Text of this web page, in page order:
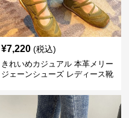
¥7,220 (税込)
きれいめカジュアル 本革メリー
ジェーンシューズ レディース靴
レトロデザイン 柔らかソール 疲
れにくい フラット